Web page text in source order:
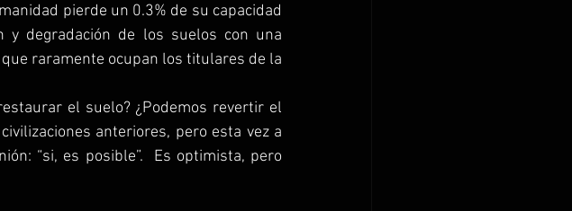
pierde un 0.3% de su capacidad
degradación de los suelos con una
raramente ocupan los titulares de la
anteriores, pero esta vez a
“si, es posible”.  Es optimista, pero